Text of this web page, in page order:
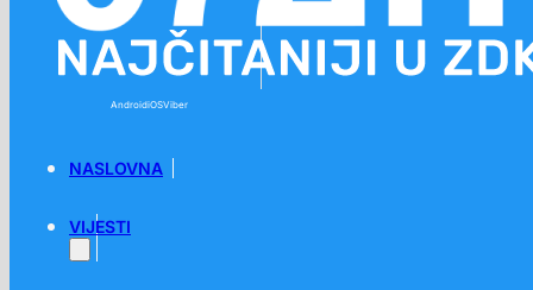
AndroidiOSViber
NASLOVNA
VIJESTI